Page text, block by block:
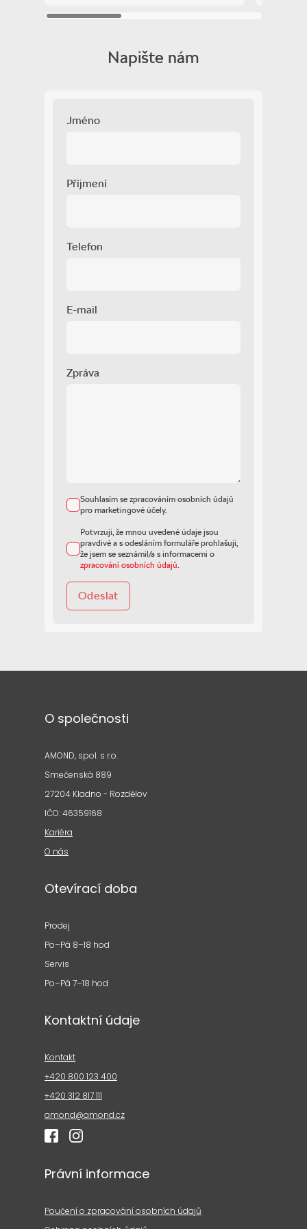
řazení pádly pod volantem
Zobrazit více
Napište nám
Jméno
Příjmení
Telefon
E-mail
Zpráva
Souhlasím se zpracováním osobních údajů
pro marketingové účely.
Potvrzuji, že mnou uvedené údaje jsou
pravdivé a s odesláním formuláře prohlašuji,
že jsem se seznámil/a s informacemi o
zpracování osobních údajů
Odeslat
O společnosti
AMOND, spol. s r.o.
Smečenská 889
27204 Kladno - Rozdělov
IČO: 46359168
Kariéra
O nás
Otevírací doba
Prodej
Po–Pá 8–18 hod
Servis
Po–Pá 7–18 hod
Kontaktní údaje
Kontakt
+420 800 123 400
+420 312 817 111
amond@amond.cz
Právní informace
Poučení o zpracování osobních údajů